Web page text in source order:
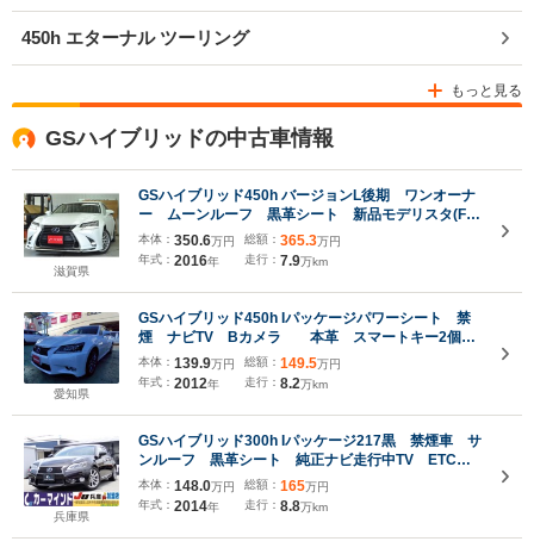
450h エターナル ツーリング
もっと見る
GSハイブリッドの中古車情報
滋賀県
GSハイブリッド450h バージョンL後期 ワンオーナ
ー ムーンルーフ 黒革シート 新品モデリスタ(F・
S) 3眼ヘッドライト ブラインドスポットモニタ
ー シートヒーター・ベンチレーション 電動オット
マン 純正ナビ バックカメラ ETC2.0
本体： 350.6万円
年式： 2016年
総額： 365.3万円
走行： 7.9万km
愛知県
GSハイブリッド450h Iパッケージパワーシート 禁
煙 ナビTV Bカメラ 本革 スマートキー2個
ヘッドアップディスプレイ 新車取説保証書
本体： 139.9万円
年式： 2012年
総額： 149.5万円
走行： 8.2万km
兵庫県
GSハイブリッド300h Iパッケージ217黒 禁煙車 サ
ンルーフ 黒革シート 純正ナビ走行中TV ETC B
カメラ BSM後続車接近警告 シートヒーター&ベン
チレーター メモリーパワーシート スマートキー
電動リアシェイド&左右シェイド
本体： 148.0万円
年式： 2014年
総額： 165万円
走行： 8.8万km